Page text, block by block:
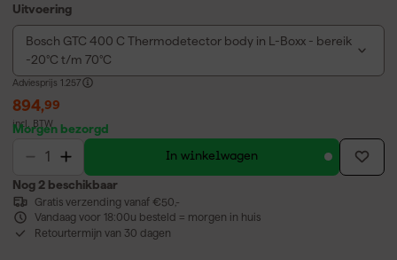
Uitvoering
Bosch GTC 400 C Thermodetector body in L-Boxx - bereik
-20°C t/m 70°C
Adviesprijs 1.257
894,99
incl. BTW
Morgen bezorgd
In winkelwagen
Nog 2 beschikbaar
Gratis verzending vanaf €50,-
Vandaag voor 18:00u besteld = morgen in huis
Retourtermijn van 30 dagen